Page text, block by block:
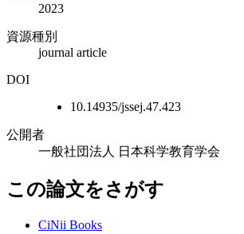
2023
資源種別
journal article
DOI
10.14935/jssej.47.423
公開者
一般社団法人 日本科学教育学会
この論文をさがす
CiNii Books